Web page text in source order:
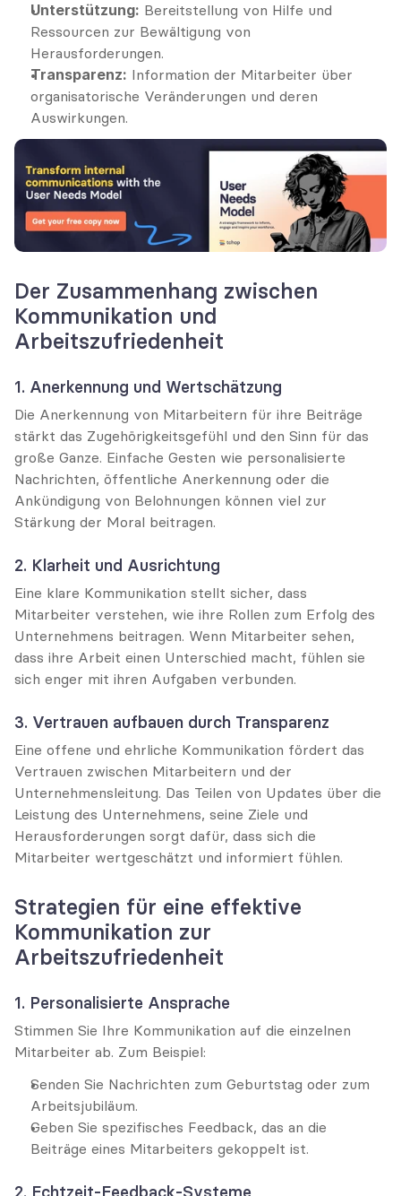
Unterstützung: Bereitstellung von Hilfe und
Ressourcen zur Bewältigung von
Herausforderungen.
Transparenz: Information der Mitarbeiter über
organisatorische Veränderungen und deren
Auswirkungen.
Der Zusammenhang zwischen
Kommunikation und
Arbeitszufriedenheit
1. Anerkennung und Wertschätzung
Die Anerkennung von Mitarbeitern für ihre Beiträge
stärkt das Zugehörigkeitsgefühl und den Sinn für das
große Ganze. Einfache Gesten wie personalisierte
Nachrichten, öffentliche Anerkennung oder die
Ankündigung von Belohnungen können viel zur
Stärkung der Moral beitragen.
2. Klarheit und Ausrichtung
Eine klare Kommunikation stellt sicher, dass
Mitarbeiter verstehen, wie ihre Rollen zum Erfolg des
Unternehmens beitragen. Wenn Mitarbeiter sehen,
dass ihre Arbeit einen Unterschied macht, fühlen sie
sich enger mit ihren Aufgaben verbunden.
3. Vertrauen aufbauen durch Transparenz
Eine offene und ehrliche Kommunikation fördert das
Vertrauen zwischen Mitarbeitern und der
Unternehmensleitung. Das Teilen von Updates über die
Leistung des Unternehmens, seine Ziele und
Herausforderungen sorgt dafür, dass sich die
Mitarbeiter wertgeschätzt und informiert fühlen.
Strategien für eine effektive
Kommunikation zur
Arbeitszufriedenheit
1. Personalisierte Ansprache
Stimmen Sie Ihre Kommunikation auf die einzelnen
Mitarbeiter ab. Zum Beispiel:
Senden Sie Nachrichten zum Geburtstag oder zum
Arbeitsjubiläum.
Geben Sie spezifisches Feedback, das an die
Beiträge eines Mitarbeiters gekoppelt ist.